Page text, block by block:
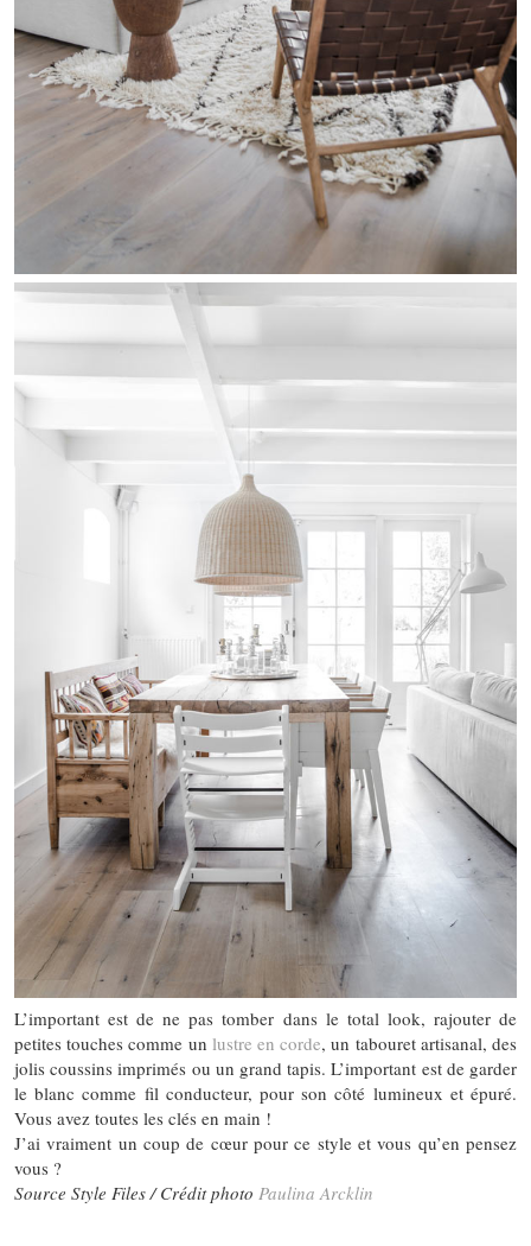
L’important est de ne pas tomber dans le total look, rajouter de
petites touches comme un lustre en corde, un tabouret artisanal, des
jolis coussins imprimés ou un grand tapis. L’important est de garder
le blanc comme fil conducteur, pour son côté lumineux et épuré.
Vous avez toutes les clés en main !
J’ai vraiment un coup de cœur pour ce style et vous qu’en pensez
vous ?
Source Style Files / Crédit photo Paulina Arcklin